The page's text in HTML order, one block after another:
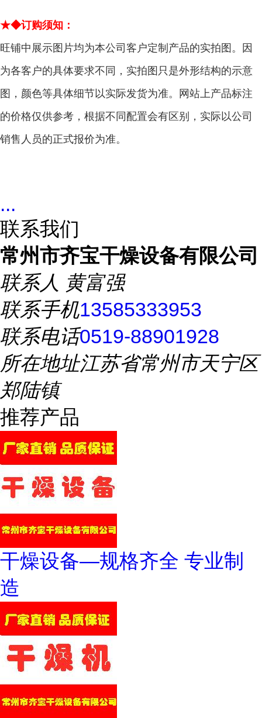
★◆订购须知：
旺铺中展示图片均为本公司客户定制产品的实拍图。因
为各客户的具体要求不同，实拍图只是外形结构的示意
图，颜色等具体细节以实际发货为准。网站上产品标注
的价格仅供参考，根据不同配置会有区别，实际以公司
销售人员的正式报价为准。
...
联系我们
常州市齐宝干燥设备有限公司
联系人 黄富强
联系手机13585333953
联系电话0519-88901928
所在地址江苏省常州市天宁区
郑陆镇
推荐产品
干燥设备—规格齐全 专业制
造